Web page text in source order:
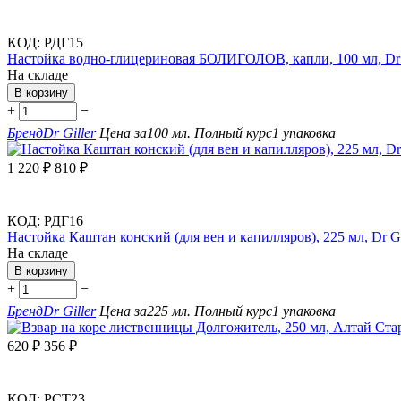
КОД: РДГ15
Настойка водно-глицериновая БОЛИГОЛОВ, капли, 100 мл,
На складе
В корзину
+
−
БрендDr Giller Цена за100 мл. Полный курс1 упаковка
1 220 ₽ 810 ₽
КОД: РДГ16
Настойка Каштан конский (для вен и капилляров), 225 мл, Dr
На складе
В корзину
+
−
БрендDr Giller Цена за225 мл. Полный курс1 упаковка
620 ₽ 356 ₽